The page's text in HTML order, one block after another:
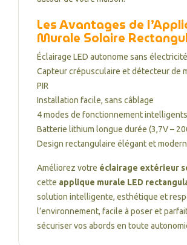
Les Avantages de
Murale Solaire
Éclairage LED autonome sans électricité
Capteur crépusculaire et détecteur de
PIR
Installation facile, sans câblage
4 modes de fonctionnement intelligents
Batterie lithium longue durée (3,7V –
Design rectangulaire élégant et
Améliorez votre éclairage extérieur
cette applique murale LED
solution intelligente, esthétique et
l’environnement, facile à poser et
sécuriser vos abords en toute